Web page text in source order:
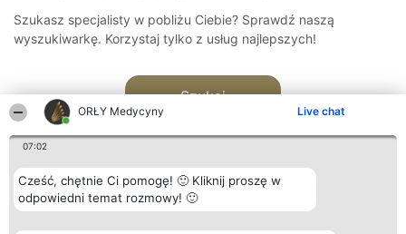
ORŁY Medycyny Live chat
07:02
Cześć, chętnie Ci pomogę! 🙂 Kliknij proszę w
odpowiedni temat rozmowy! 🙂
Szukasz specjalisty w pobliżu Ciebie? Sprawdź naszą
wyszukiwarkę. Korzystaj tylko z usług najlepszych!
Szukaj
Organizator plebiscytu Plebiscyt Kontakt